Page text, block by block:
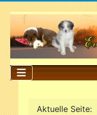
Aktuelle Seite: